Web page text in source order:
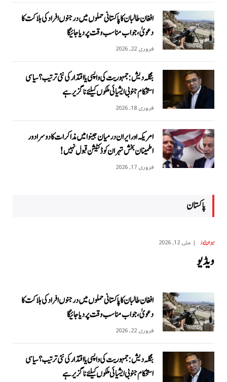
افغان طالبان کا پاکستانی حملوں میں درجنوں افراد کی ہلاکت کا
دعویٰ، جواب مناسب وقت پر دیا جائیگا
فروری 22, 2026
بنگلہ دیش: جمہوریت کی واپسی یا اقتدار کی نئی ترتیب؟ سیاسی
استحکام جنوبی ایشیائی ملکوں کیلئے ناگزیر ہے
فروری 18, 2026
امریکہ اور ایران درمیان جینوا میں مذاکرات کا دوسرا دور
اطمینان بخش تہران کو ڈکٹیشن قبول نہیں!
فروری 17, 2026
پاکستان
میزان نیوز مئی 12, 2026
ویڈیو
افغان طالبان کا پاکستانی حملوں میں درجنوں افراد کی ہلاکت کا
دعویٰ، جواب مناسب وقت پر دیا جائیگا
فروری 22, 2026
بنگلہ دیش: جمہوریت کی واپسی یا اقتدار کی نئی ترتیب؟ سیاسی
استحکام جنوبی ایشیائی ملکوں کیلئے ناگزیر ہے